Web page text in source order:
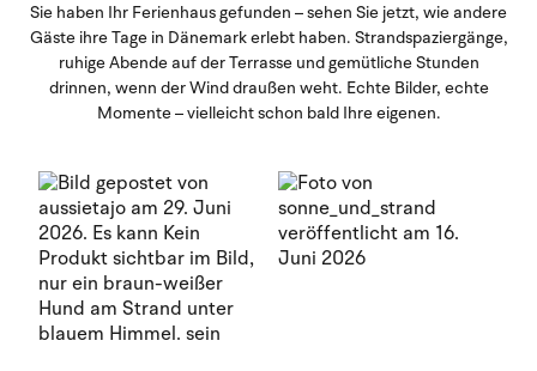
Sie haben Ihr Ferienhaus gefunden – sehen Sie jetzt, wie andere
Gäste ihre Tage in Dänemark erlebt haben. Strandspaziergänge,
ruhige Abende auf der Terrasse und gemütliche Stunden
drinnen, wenn der Wind draußen weht. Echte Bilder, echte
Momente – vielleicht schon bald Ihre eigenen.